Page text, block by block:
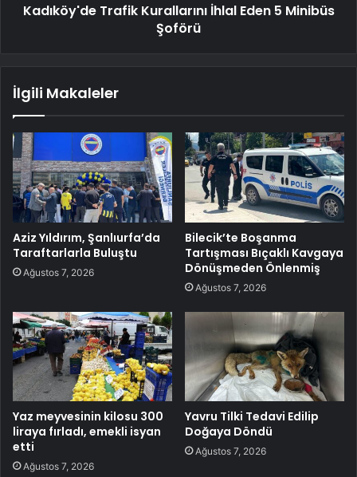
Kadıköy'de Trafik Kurallarını İhlal Eden 5 Minibüs
Şoförü
İlgili Makaleler
Aziz Yıldırım, Şanlıurfa’da
Taraftarlarla Buluştu
Ağustos 7, 2026
Bilecik’te Boşanma
Tartışması Bıçaklı Kavgaya
Dönüşmeden Önlenmiş
Ağustos 7, 2026
Yaz meyvesinin kilosu 300
liraya fırladı, emekli isyan
etti
Ağustos 7, 2026
Yavru Tilki Tedavi Edilip
Doğaya Döndü
Ağustos 7, 2026